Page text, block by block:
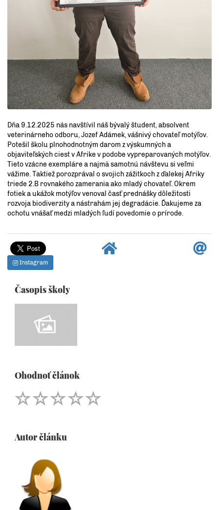
Dňa 9.12.2025 nás navštívil náš bývalý študent, absolvent
veterinárneho odboru, Jozef Adámek, vášnivý chovateľ motýľov.
Potešil školu plnohodnotným darom z výskumných a
objaviteľských ciest v Afrike v podobe vypreparovaných motýľov.
Tieto vzácne exempláre a najmä samotnú návštevu si veľmi
vážime. Taktiež porozprával o svojich zážitkoch z ďalekej Afriky
triede 2.B rovnakého zamerania ako mladý chovateľ. Okrem
fotiek a ukážok motýľov venoval časť prednášky dôležitosti
rozvoja biodiverzity a nástrahám jej degradácie. Ďakujeme za
ochotu vnášať medzi mladých ľudí povedomie o prírode.
Instagram
Časopis školy
Ohodnoť článok
Autor článku